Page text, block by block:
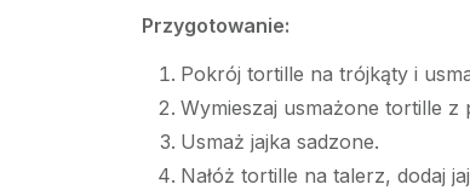
Przygotowanie:
Pokrój tortille na trójkąty i
Wymieszaj usmażone tortille
Usmaż jajka sadzone.
Nałóż tortille na talerz, dodaj